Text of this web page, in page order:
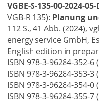
VGBE-S-135-00-2024-05-
VGB-R 135): Planung
112 S., 41 Abb. (2024),
energy service GmbH,
English edition in
ISBN 978-3-96284-352-
ISBN 978-3-96284-353-3
ISBN 978-3-96284-354-0
ISBN 978-3-96284-355-7